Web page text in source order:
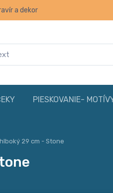
a dekor
PIESKOVANIE-
hlboký 29 cm - Stone